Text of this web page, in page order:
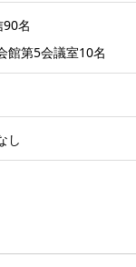
名
館第5会議室10名
し